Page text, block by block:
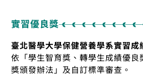
實習優良獎
臺北醫學大學保健營養學系實習成
依「學生智育獎、轉學生成績優良
獎頒發辦法」及自訂標準審查。